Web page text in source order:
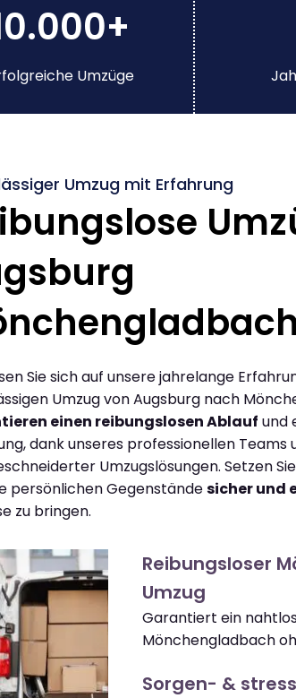
Umzüge
Umzug mit Erfahrung
Sie sich auf unsere jahrelange
Umzug von Augsburg nach
einen reibungslosen Ablauf und
dank unseres professionellen Teams
Umzugslösungen. Setzen
persönlichen Gegenständesicher und
zu bringen.
Reibungsloser
Umzug
Garantiert ein
Mönchengladbach
Sorgen- &